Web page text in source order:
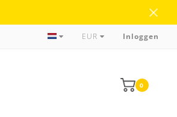
Meer dan 35 jaar ervaringEUR Inloggen
0